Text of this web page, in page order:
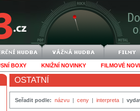
BOXY KNIŽNÍ NOVINKY FILMOVÉ
OSTATNÍ
Seřadit podle: názvu | ceny | interpreta |